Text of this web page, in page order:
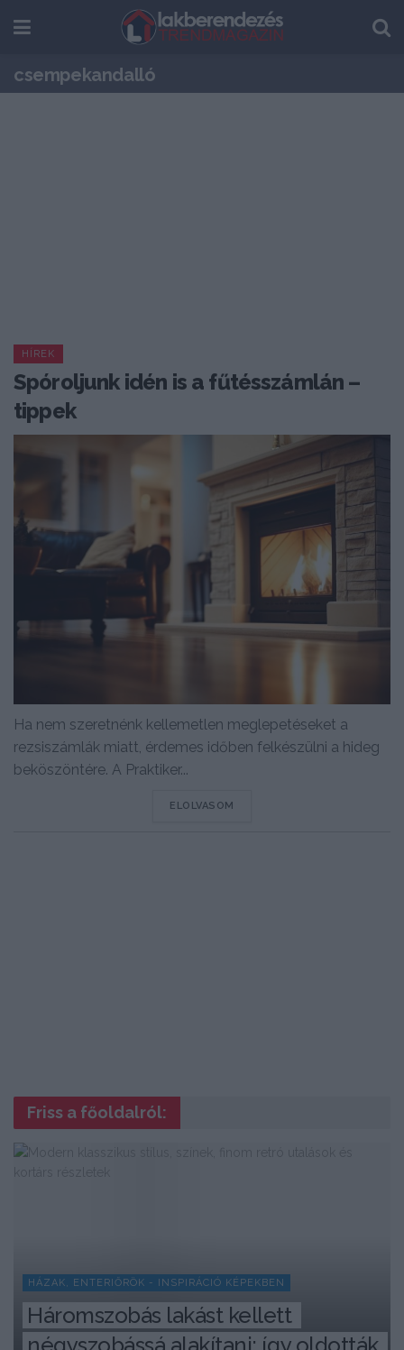
csempekandalló
HÍREK
Spóroljunk idén is a fűtésszámlán –
tippek
Ha nem szeretnénk kellemetlen meglepetéseket a
rezsiszámlák miatt, érdemes időben felkészülni a hideg
beköszöntére. A Praktiker...
ELOLVASOM
Friss a főoldalról:
HÁZAK, ENTERIŐRÖK - INSPIRÁCIÓ KÉPEKBEN
Háromszobás lakást kellett